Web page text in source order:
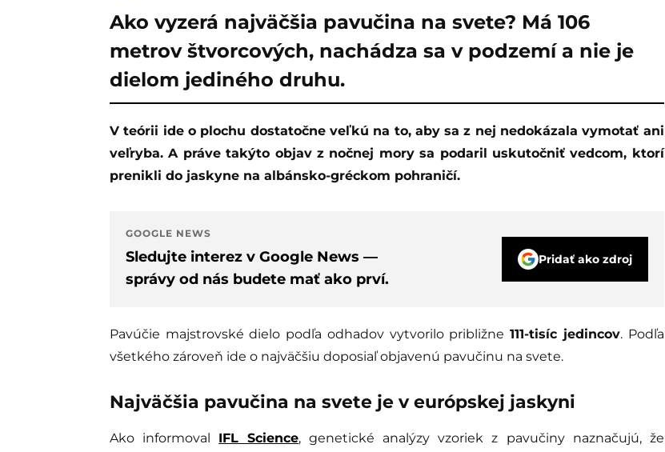
Ako vyzerá najväčšia pavučina na svete? Má 106
metrov štvorcových, nachádza sa v podzemí a nie je
dielom jediného druhu.
V teórii ide o plochu dostatočne veľkú na to, aby sa z nej nedokázala vymotať ani
veľryba. A práve takýto objav z nočnej mory sa podaril uskutočniť vedcom, ktorí
prenikli do jaskyne na albánsko-gréckom pohraničí.
GOOGLE NEWS
Sledujte interez v Google News —
správy od nás budete mať ako prví.
Pridať ako zdroj
Pavúčie majstrovské dielo podľa odhadov vytvorilo približne111-tisíc jedincov. Podľa
všetkého zároveň ide o najväčšiu doposiaľ objavenú pavučinu na svete.
Najväčšia pavučina na svete je v európskej jaskyni
Ako informoval IFL Science, genetické analýzy vzoriek z pavučiny naznačujú, že